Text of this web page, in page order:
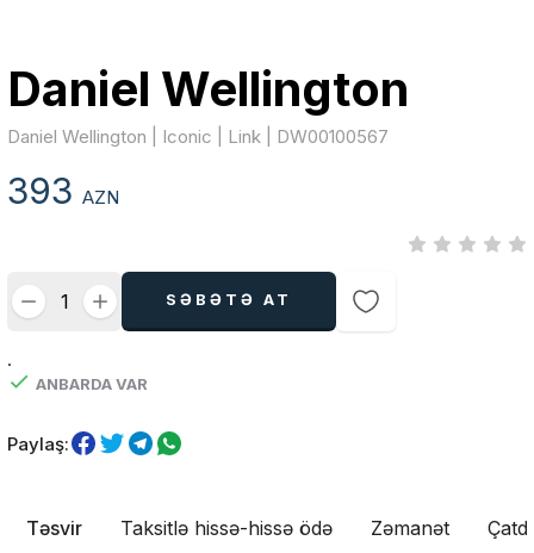
Daniel Wellington
Daniel Wellington | Iconic | Link | DW00100567
393AZN
SƏBƏTƏ AT
.
ANBARDA VAR
Paylaş:
Təsvir Taksitlə hissə-hissə ödə Zəmanət